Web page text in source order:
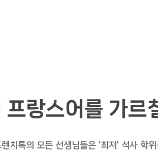
프랑스어를 가르
치톡의 모든 선생님들은 '최저' 석사 학